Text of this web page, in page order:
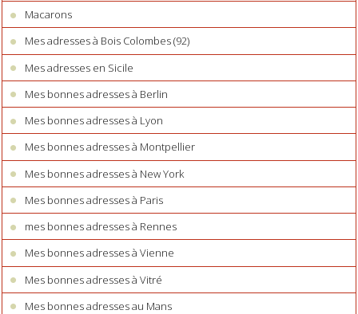
Macarons
Mes adresses à Bois Colombes (92)
Mes adresses en Sicile
Mes bonnes adresses à Berlin
Mes bonnes adresses à Lyon
Mes bonnes adresses à Montpellier
Mes bonnes adresses à New York
Mes bonnes adresses à Paris
mes bonnes adresses à Rennes
Mes bonnes adresses à Vienne
Mes bonnes adresses à Vitré
Mes bonnes adresses au Mans